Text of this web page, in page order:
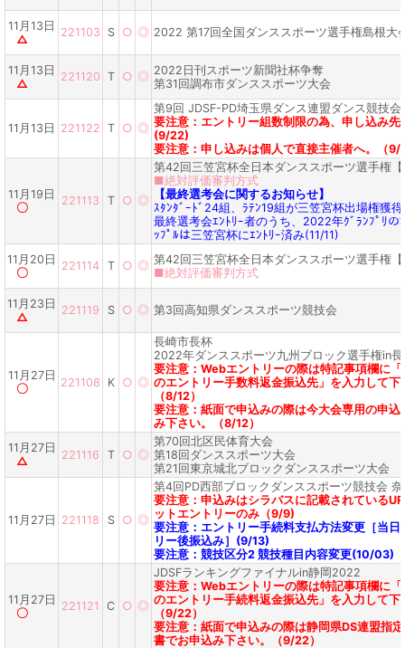
11月13日
△
221103 S ○ ◎ 2022 第17回全国ダンススポーツ選手権島根大
11月13日
△
221120 T ○ ◎ 2022日刊スポーツ新聞社杯争奪
第31回調布市ダンススポーツ大会
11月13日 221122 T ○ ◎
第9回 JDSF-PD埼玉県ダンス連盟ダンス競技会
要注意：エントリー組数制限の為、申し込み先
(9/22)
要注意：申し込みは個人で直接主催者へ。（9/
11月19日
〇
221113 T ○ ◎
第42回三笠宮杯全日本ダンススポーツ選手権
■絶対評価審判方式
【最終選考会に関するお知らせ】
ｽﾀﾝﾀﾞｰﾄﾞ24組、ﾗﾃﾝ19組が三笠宮杯出場権獲得
最終選考会ｴﾝﾄﾘｰ者のうち、2022年ｸﾞﾗﾝﾌﾟﾘの
ｯﾌﾟﾙは三笠宮杯にｴﾝﾄﾘｰ済み(11/11)
11月20日
〇
221114 T ○ ◎ 第42回三笠宮杯全日本ダンススポーツ選手権
■絶対評価審判方式
11月23日
△
221119 S ○ ◎ 第3回高知県ダンススポーツ競技会
11月27日
〇
221108 K ○ ◎
長崎市長杯
2022年ダンススポーツ九州ブロック選手権in
要注意：Webエントリーの際は特記事項欄に
のエントリー手数料返金振込先」を入力して下
（8/12）
要注意：紙面で申込みの際は今大会専用の申込
み下さい。（8/12）
11月27日
△
221116 T ○ ◎
第70回北区民体育大会
第18回ダンススポーツ大会
第21回東京城北ブロックダンススポーツ大会
11月27日 221118 S ○ ◎
第4回PD西部ブロックダンススポーツ競技会
要注意：申込みはシラバスに記載されている
ットエントリーのみ（9/9)
要注意：エントリー手続料支払方法変更［当
リー後振込み］(9/13)
要注意：競技区分2 競技種目内容変更(10/03)
11月27日
〇
221121 C ○ ◎
JDSFランキングファイナルin静岡2022
要注意：Webエントリーの際は特記事項欄に
のエントリー手続料返金振込先」を入力して下
（9/22）
要注意：紙面で申込みの際は静岡県DS連盟指
書でお申込み下さい。（9/22）